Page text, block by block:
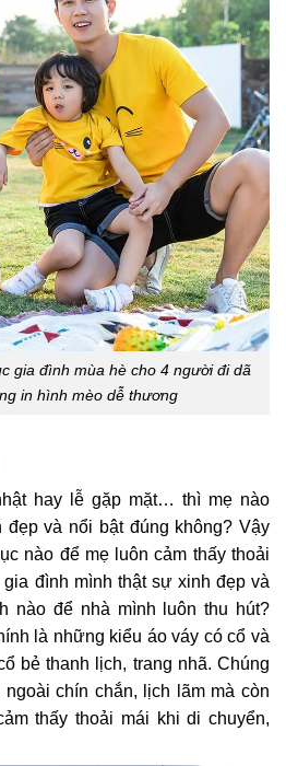
gia đình mùa hè cho 4 người đi dã
in hình mèo dễ thương
hay lễ gặp mặt… thì mẹ nào
và nổi bật đúng không? Vậy
nào để mẹ luôn cảm thấy thoải
đình mình thật sự xinh đẹp và
nào để nhà mình luôn thu hút?
là những kiểu áo váy có cổ và
bẻ thanh lịch, trang nhã. Chúng
chín chắn, lịch lãm mà còn
thấy thoải mái khi di chuyển,